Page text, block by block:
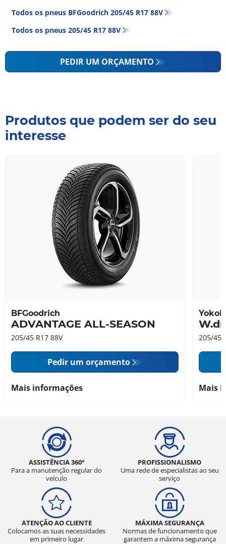
Todos os pneus BFGoodrich 205/45 R17 88V
Todos os pneus‎ 205/45 R17 88V
PEDIR UM ORÇAMENTO
Produtos que podem ser do seu
interesse
BFGoodrich
ADVANTAGE ALL-SEASON
205/45 R17 88V
Pedir um orçamento
Mais informações
205/45
Mais
ASSISTÊNCIA 360°
Para a manutenção regular do
veículo
PROFISSIONALISMO
Uma rede de especialistas ao seu
serviço
ATENÇÃO AO CLIENTE
Colocamos as suas necessidades
em primeiro lugar
MÁXIMA SEGURANÇA
Normas de funcionamento que
garantem a máxima segurança